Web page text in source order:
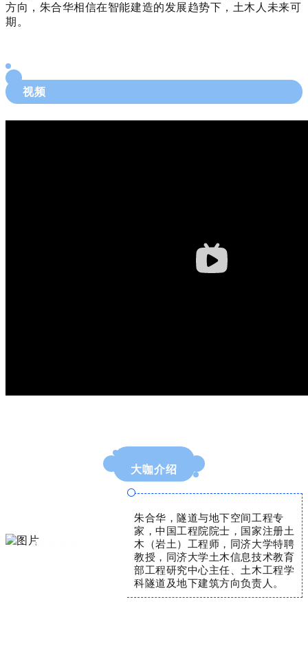
方向，朱合华相信在智能建造的发展趋势下，土木人未来可
期。
视频
大咖介绍
朱合华院士
朱合华，隧道与地下空间工程专
家，中国工程院院士，国家注册土
木（岩土）工程师，同济大学特聘
教授，同济大学土木信息技术教育
部工程研究中心主任、土木工程学
科隧道及地下建筑方向负责人。